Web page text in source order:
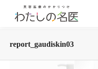
report_gaudiskin03